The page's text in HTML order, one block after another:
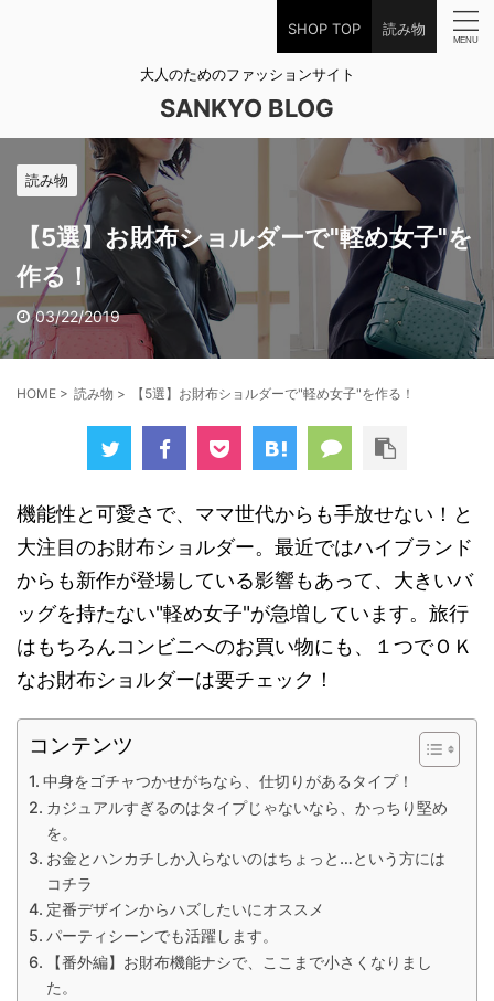
SHOP TOP 読み物
大人のためのファッションサイト
SANKYO BLOG
読み物
【5選】お財布ショルダーで"軽め女子"を
作る！
03/22/2019
HOME > 読み物 > 【5選】お財布ショルダーで"軽め女子"を作る！
機能性と可愛さで、ママ世代からも手放せない！と
大注目のお財布ショルダー。最近ではハイブランド
からも新作が登場している影響もあって、大きいバ
ッグを持たない"軽め女子"が急増しています。旅行
はもちろんコンビニへのお買い物にも、１つでＯＫ
なお財布ショルダーは要チェック！
コンテンツ
中身をゴチャつかせがちなら、仕切りがあるタイプ！
カジュアルすぎるのはタイプじゃないなら、かっちり堅め
を。
お金とハンカチしか入らないのはちょっと…という方には
コチラ
定番デザインからハズしたいにオススメ
パーティシーンでも活躍します。
【番外編】お財布機能ナシで、ここまで小さくなりまし
た。